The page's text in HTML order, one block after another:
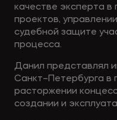
качестве эксперта в
проектов,
судебной защите
процесса.
Данил представлял
Санкт–Петербурга в
расторжении
создании и